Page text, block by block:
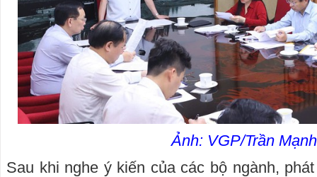
Ảnh: VGP/Trần Mạnh
Sau khi nghe ý kiến của các bộ ngành,